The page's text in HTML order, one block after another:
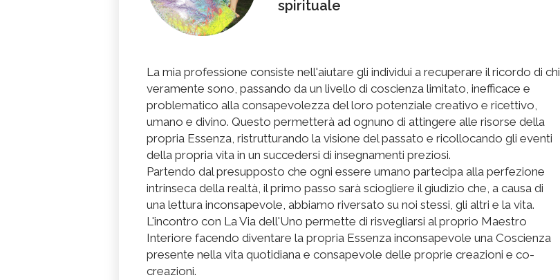
spirituale
La mia professione consiste nell'aiutare gli individui a recuperare il ricordo di chi
veramente sono, passando da un livello di coscienza limitato, inefficace e
problematico alla consapevolezza del loro potenziale creativo e ricettivo,
umano e divino. Questo permetterà ad ognuno di attingere alle risorse della
propria Essenza, ristrutturando la visione del passato e ricollocando gli eventi
della propria vita in un succedersi di insegnamenti preziosi.
Partendo dal presupposto che ogni essere umano partecipa alla perfezione
intrinseca della realtà, il primo passo sarà sciogliere il giudizio che, a causa di
una lettura inconsapevole, abbiamo riversato su noi stessi, gli altri e la vita.
L'incontro con La Via dell'Uno permette di risvegliarsi al proprio Maestro
Interiore facendo diventare la propria Essenza inconsapevole una Coscienza
presente nella vita quotidiana e consapevole delle proprie creazioni e co-
creazioni.